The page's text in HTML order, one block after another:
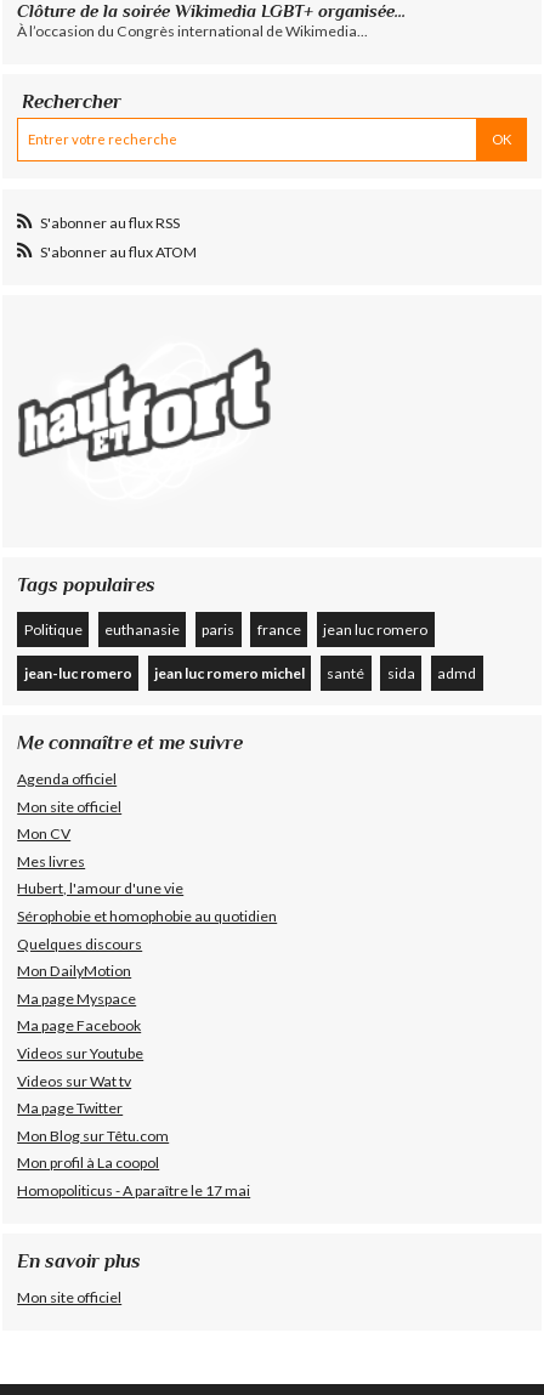
Clôture de la soirée Wikimedia LGBT+ organisée...
À l’occasion du Congrès international de Wikimedia...
Rechercher
S'abonner au flux RSS
S'abonner au flux ATOM
Tags populaires
Politique euthanasie paris france jean luc romero
jean-luc romero jean luc romero michel santé sida admd
Me connaître et me suivre
Agenda officiel
Mon site officiel
Mon CV
Mes livres
Hubert, l'amour d'une vie
Sérophobie et homophobie au quotidien
Quelques discours
Mon DailyMotion
Ma page Myspace
Ma page Facebook
Videos sur Youtube
Videos sur Wat tv
Ma page Twitter
Mon Blog sur Têtu.com
Mon profil à La coopol
Homopoliticus - A paraître le 17 mai
En savoir plus
Mon site officiel